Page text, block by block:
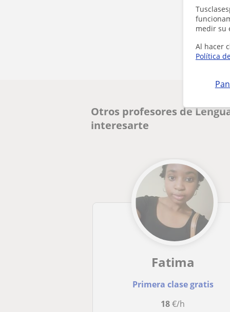
medir su
Al hacer
Política
Otros profesores de
interesarte
Fatima
Primera clase gratis
18€/h